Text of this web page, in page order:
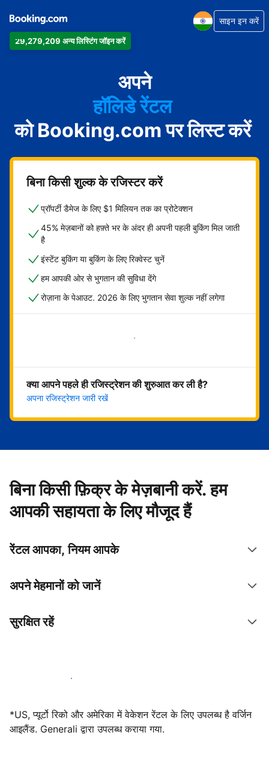
29,279,209 अन्य लिस्टिंग जॉइन करें
साइन इन करें
अपने
अपार्टमेंट
होटल
हॉलिडे रेंटल
गेस्ट हाउस
बेड एंड ब्रेकफ़ास्ट
को Booking.com पर लिस्ट करें
बिना किसी शुल्क के रजिस्टर करें
प्रॉपर्टी डैमेज के लिए $1 मिलियन तक का प्रोटेक्शन
45% मेज़बानों को हफ़्ते भर के अंदर ही अपनी पहली बुकिंग मिल जाती
है
इंस्टेंट बुकिंग या बुकिंग के लिए रिक्वेस्ट चुनें
हम आपकी ओर से भुगतान की सुविधा देंगे
रोज़ाना के पेआउट. 2026 के लिए भुगतान सेवा शुल्क नहीं लगेगा
अभी शुरू करें
क्या आपने पहले ही रजिस्ट्रेशन की शुरुआत कर ली है?
अपना रजिस्ट्रेशन जारी रखें
बिना किसी फ़िक्र के मेज़बानी करें. हम
आपकी सहायता के लिए मौजूद हैं
रेंटल आपका, नियम आपके
अपने मेहमानों को जानें
सुरक्षित रहें
आज ही हमारे साथ मेजबानी करें
*US, प्यूर्टो रिको और अमेरिका में वेकेशन रेंटल के लिए उपलब्ध है वर्जिन
आइलैंड. Generali द्वारा उपलब्ध कराया गया.